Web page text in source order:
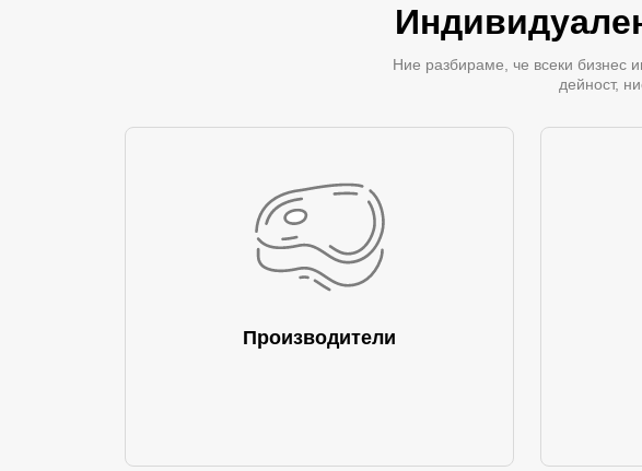
Ние разбираме, че всеки бизнес
дейност,
Производители